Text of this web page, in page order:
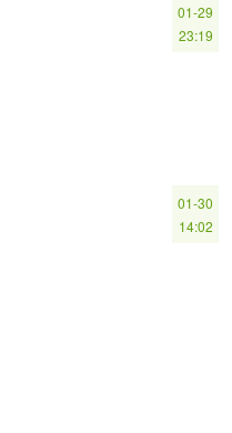
01-29
23:19
01-30
14:02